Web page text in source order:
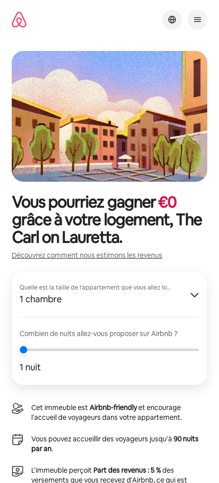
directement
Vous pourriez gagner€0
grâce à votre logement,The
Carl on Lauretta.
Découvrez comment nous estimons les revenus
Quelle est la taille de l'appartement que vous allez louer ?
1 chambre
Combien de nuits allez-vous proposer sur Airbnb ?
1 nuit
Cet immeuble estAirbnb-friendlyet encourage
l'accueil de voyageurs dans votre appartement.
Vous pouvez accueillir des voyageurs jusqu'à 90 nuits
par an.
L'immeuble perçoit Part des revenus : 5 %des
versements que vous recevez d'Airbnb, ce qui est